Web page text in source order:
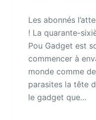
Les abonnés
! La quarante-
Pou Gadget est
commencer à
monde comme
parasites la tête
le gadget que…